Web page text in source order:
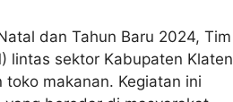
dan Tahun Baru 2024, Tim
lintas sektor Kabupaten Klaten
makanan. Kegiatan ini